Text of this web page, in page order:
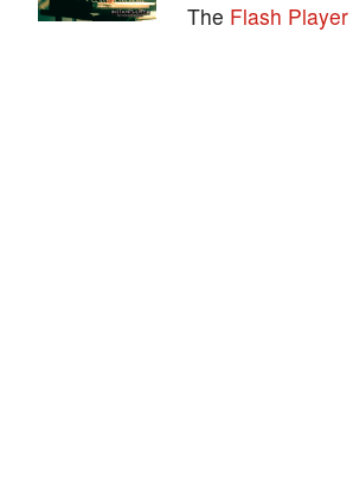
The Flash Player